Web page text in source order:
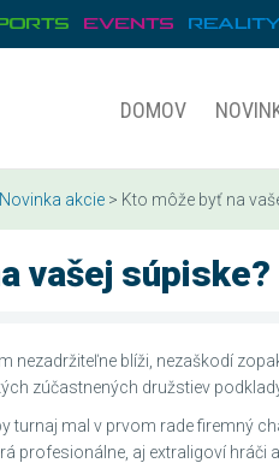
DOMOV
Novinka akcie > Kto môže byť na
vašej súpiske?
nezadržiteľne blíži, nezaškodí
zúčastnených družstiev
turnaj mal v prvom rade firemný
profesionálne, aj extraligoví